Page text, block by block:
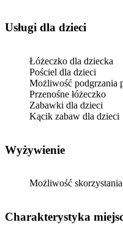
usługi dla dzieci
Łóżeczko dla dziecka
Pościel dla dzieci
Możliwość podgrzania
Przenośne łóżeczko
Zabawki dla dzieci
Kącik zabaw dla dzieci
Wyżywienie
Możliwość
Charakterystyka